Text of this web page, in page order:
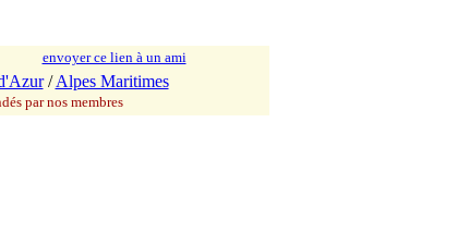
envoyer ce lien à un ami
/Alpes Maritimes
par nos membres